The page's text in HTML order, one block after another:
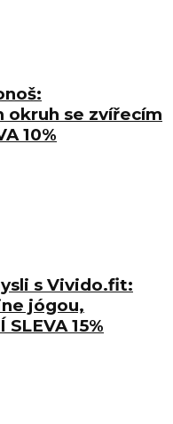
okruh se zvířecím
10%
s Vivido.fit:
jógou,
15%